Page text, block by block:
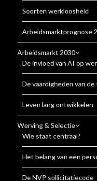
Soorten werkloosheid
Arbeidsmarktprognose
Arbeidsmarkt 2030
De invloed van AI op
De vaardigheden van
Leven lang ontwikkelen
Werving & Selectie
Wie staat centraal?
Het belang van een
De NVP sollicitatiecode